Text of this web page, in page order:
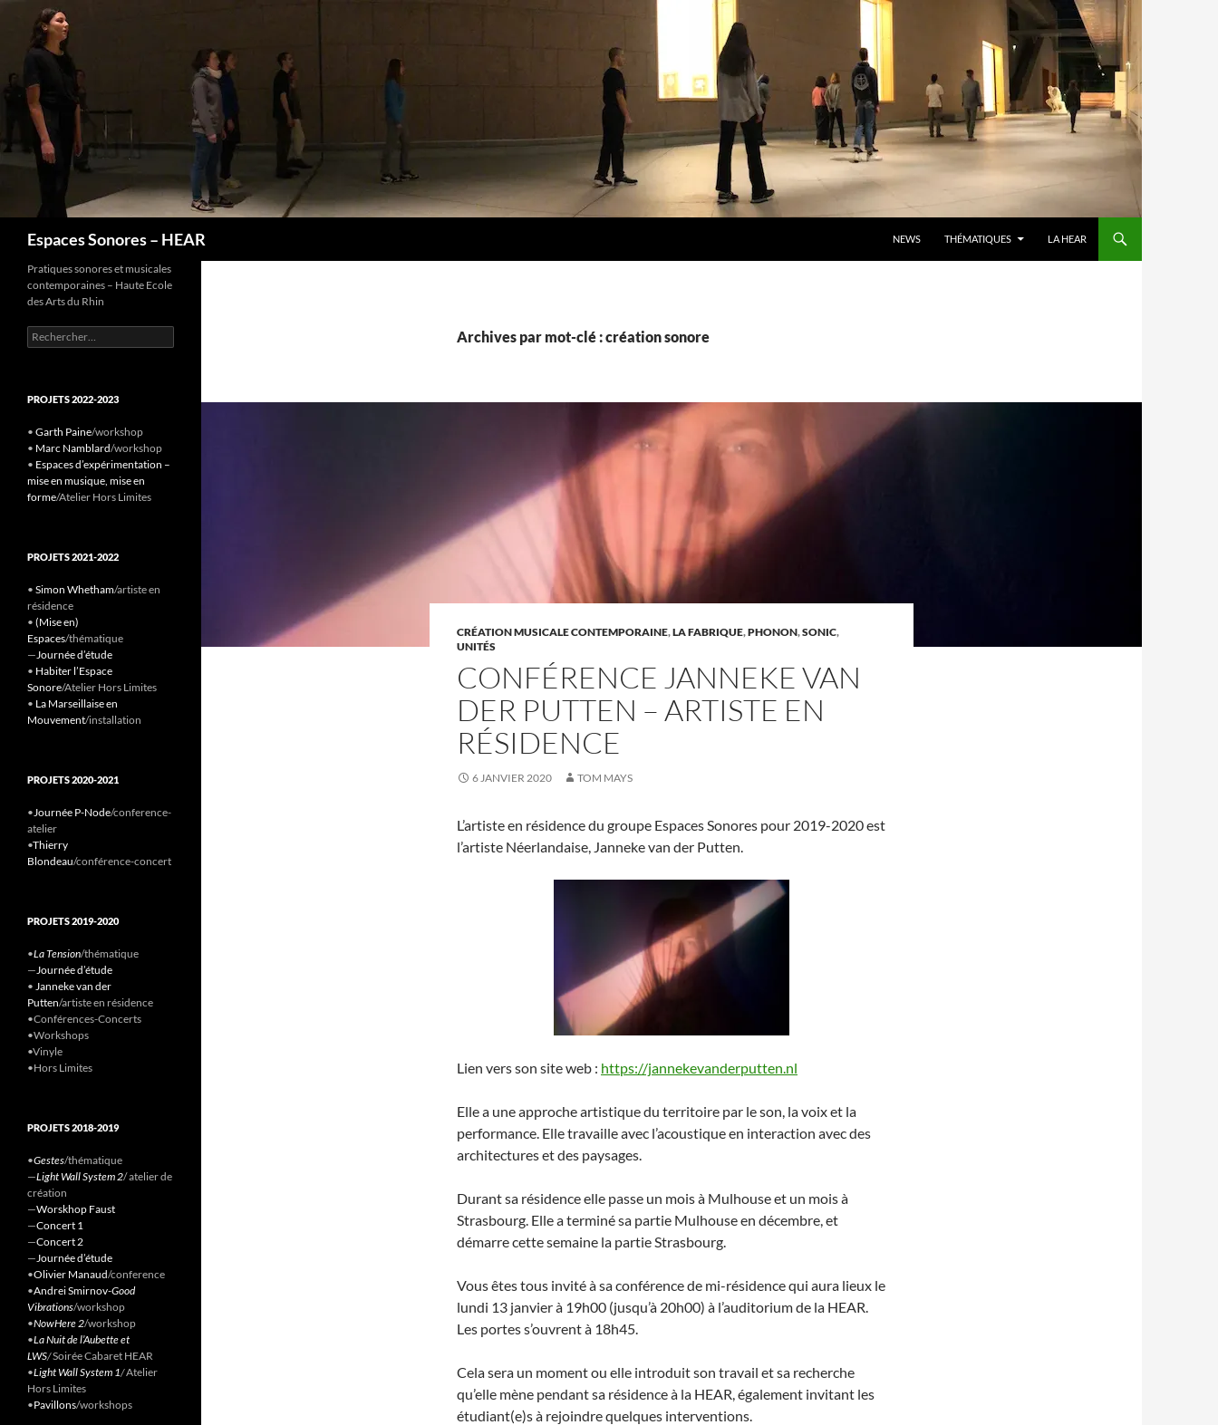
Espaces Sonores – HEAR
NEWS
THÉMATIQUES LA HEAR
Archives par mot-clé : création sonore
CRÉATION MUSICALE CONTEMPORAINE,LA FABRIQUE,PHONON,SONIC,
UNITÉS
CONFÉRENCE JANNEKE VAN
DER PUTTEN – ARTISTE EN
RÉSIDENCE
6 JANVIER 2020 TOM MAYS
L’artiste en résidence du groupe Espaces Sonores pour 2019-2020 est
l’artiste Néerlandaise, Janneke van der Putten.
Lien vers son site web : https://jannekevanderputten.nl
Elle a une approche artistique du territoire par le son, la voix et la
performance. Elle travaille avec l’acoustique en interaction avec des
architectures et des paysages.
Durant sa résidence elle passe un mois à Mulhouse et un mois à
Strasbourg. Elle a terminé sa partie Mulhouse en décembre, et
démarre cette semaine la partie Strasbourg.
Vous êtes tous invité à sa conférence de mi-résidence qui aura lieux le
lundi 13 janvier à 19h00 (jusqu’à 20h00) à l’auditorium de la HEAR.
Les portes s’ouvrent à 18h45.
Cela sera un moment ou elle introduit son travail et sa recherche
qu’elle mène pendant sa résidence à la HEAR, également invitant les
étudiant(e)s à rejoindre quelques interventions.
Pratiques sonores et musicales
contemporaines – Haute Ecole
des Arts du Rhin
Rechercher :
PROJETS 2022-2023
• Garth Paine/workshop
• Marc Namblard/workshop
• Espaces d’expérimentation –
mise en musique, mise en
forme/Atelier Hors Limites
PROJETS 2021-2022
• Simon Whetham/artiste en
résidence
• (Mise en)
Espaces/thématique
—Journée d’étude
• Habiter l’Espace
Sonore/Atelier Hors Limites
• La Marseillaise en
Mouvement/installation
PROJETS 2020-2021
•Journée P-Node/conference-
atelier
•Thierry
Blondeau/conférence-concert
PROJETS 2019-2020
•La Tension/thématique
—Journée d’étude
• Janneke van der
Putten/artiste en résidence
•Conférences-Concerts
•Workshops
•Vinyle
•Hors Limites
PROJETS 2018-2019
•Gestes/thématique
—Light Wall System 2/ atelier de
création
—Worskhop Faust
—Concert 1
—Concert 2
—Journée d’étude
•Olivier Manaud/conference
•Andrei Smirnov-Good
Vibrations/workshop
•NowHere 2/workshop
•La Nuit de l’Aubette et
LWS/Soirée Cabaret HEAR
•Light Wall System 1/Atelier
Hors Limites
•Pavillons/workshops